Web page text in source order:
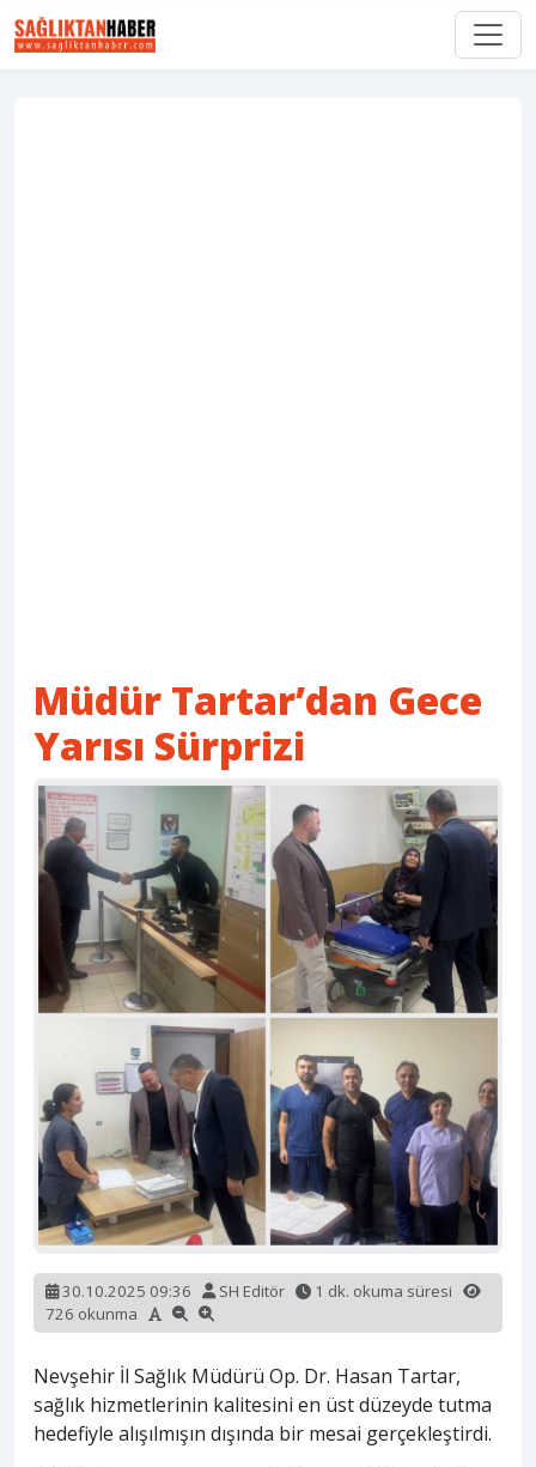
Müdür Tartar’dan Gece
Yarısı Sürprizi
30.10.2025 09:36 SH Editör
1 dk. okuma süresi
726 okunma
Nevşehir İl Sağlık Müdürü Op. Dr. Hasan Tartar,
sağlık hizmetlerinin kalitesini en üst düzeyde tutma
hedefiyle alışılmışın dışında bir mesai gerçekleştirdi.